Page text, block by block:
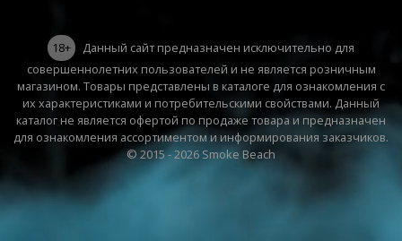
18+
Данный сайт предназначен исключительно для
совершеннолетних пользователей и не является розничным
магазином. Товары представлены в каталоге для ознакомления с
их характеристиками и потребительскими свойствами. Данный
каталог не является офертой по продаже товара и предназначен
для ознакомления ассортиментом и информирования заказчиков.
© 2015 - 2026 Smoke Beach